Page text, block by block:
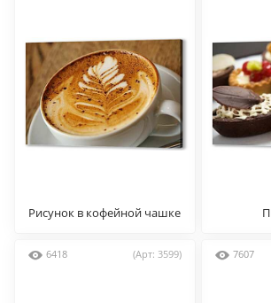
Рисунок в кофейной чашке
6418 (Арт: 3599) 7607